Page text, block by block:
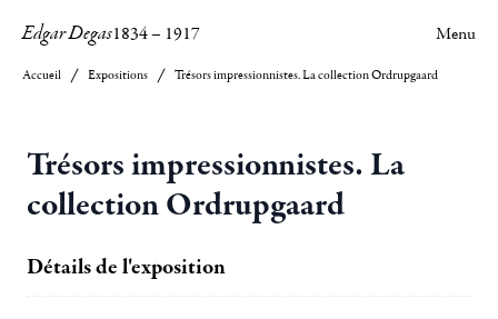
Edgar Degas1834– 1917 Menu
Accueil Expositions Trésors impressionnistes. La collection Ordrupgaard
Trésors impressionnistes. La
collection Ordrupgaard
Détails de l'exposition